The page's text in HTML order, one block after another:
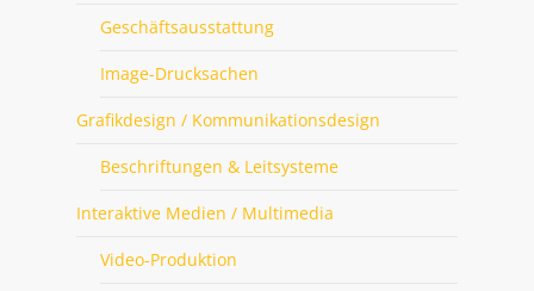
Geschäftsausstattung
Image-Drucksachen
Grafikdesign / Kommunikationsdesign
Beschriftungen & Leitsysteme
Interaktive Medien / Multimedia
Video-Produktion